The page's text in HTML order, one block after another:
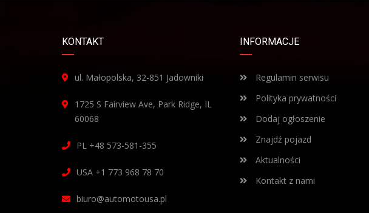
KONTAKT
ul. Małopolska, 32-851 Jadowniki
1725 S Fairview Ave, Park Ridge, IL
60068
PL +48 573-581-355
USA +1 773 968 78 70
biuro@automotousa.pl
INFORMACJE
Regulamin serwisu
Polityka prywatności
Dodaj ogłoszenie
Znajdź pojazd
Aktualności
Kontakt z nami